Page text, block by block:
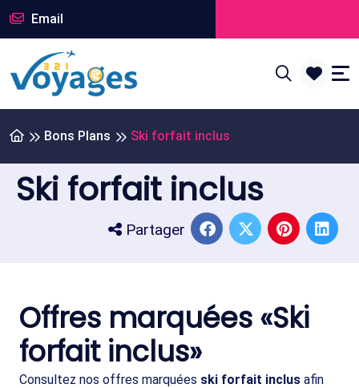
Email
Bons Plans Ski forfait inclus
Ski forfait inclus
Partager
Offres marquées «Ski
forfait inclus»
Consultez nos offres marquées ski forfait inclus afin